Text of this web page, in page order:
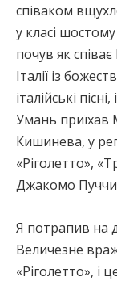
співаком
у класі
почув як
Італії із
італійські
Умань приїхав
Кишинева, у
«Ріголетто»,
Джакомо
Я потрапив на
Величезне
«Ріголетто», і